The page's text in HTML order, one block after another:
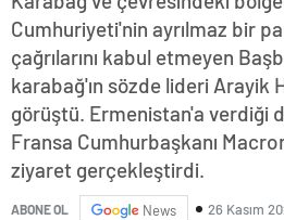
Cumhuriyeti'nin ayrılmaz bir
çağrılarını kabul etmeyen
karabağ'ın sözde lideri Arayik
görüştü. Ermenistan'a verdiği
Fransa Cumhurbaşkanı
ziyaret gerçekleştirdi.
ABONE OL News 26 Kasım